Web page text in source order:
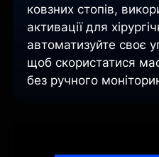
ковзних стопів,
активації для
автоматизуйте своє
щоб скористатися
без ручного